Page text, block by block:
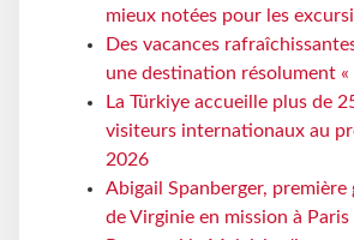
mieux notées pour les
Des vacances
une destination résolument
La Türkiye accueille plus de
visiteurs internationaux au
2026
Abigail Spanberger, première
de Virginie en mission à Paris